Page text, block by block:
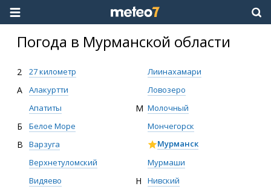
Погода в Мурманской области
2 27 километр
А
Алакуртти
Апатиты
Б Белое Море
В
Варзуга
Верхнетуломский
Видяево
Лиинахамари
Ловозеро
М Молочный
Мончегорск
Мурманск
Мурмаши
Н
Нивский